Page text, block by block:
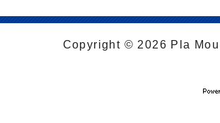
Copyright © 2026 Pla